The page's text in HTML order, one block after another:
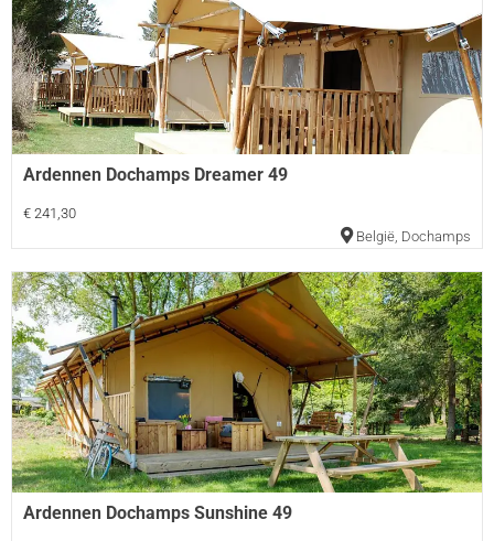
Ardennen Dochamps Dreamer 49
€ 241,30
België Dochamps
Ardennen Dochamps Sunshine 49